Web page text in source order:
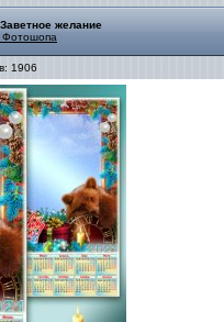
желание
Фотошопа
1906